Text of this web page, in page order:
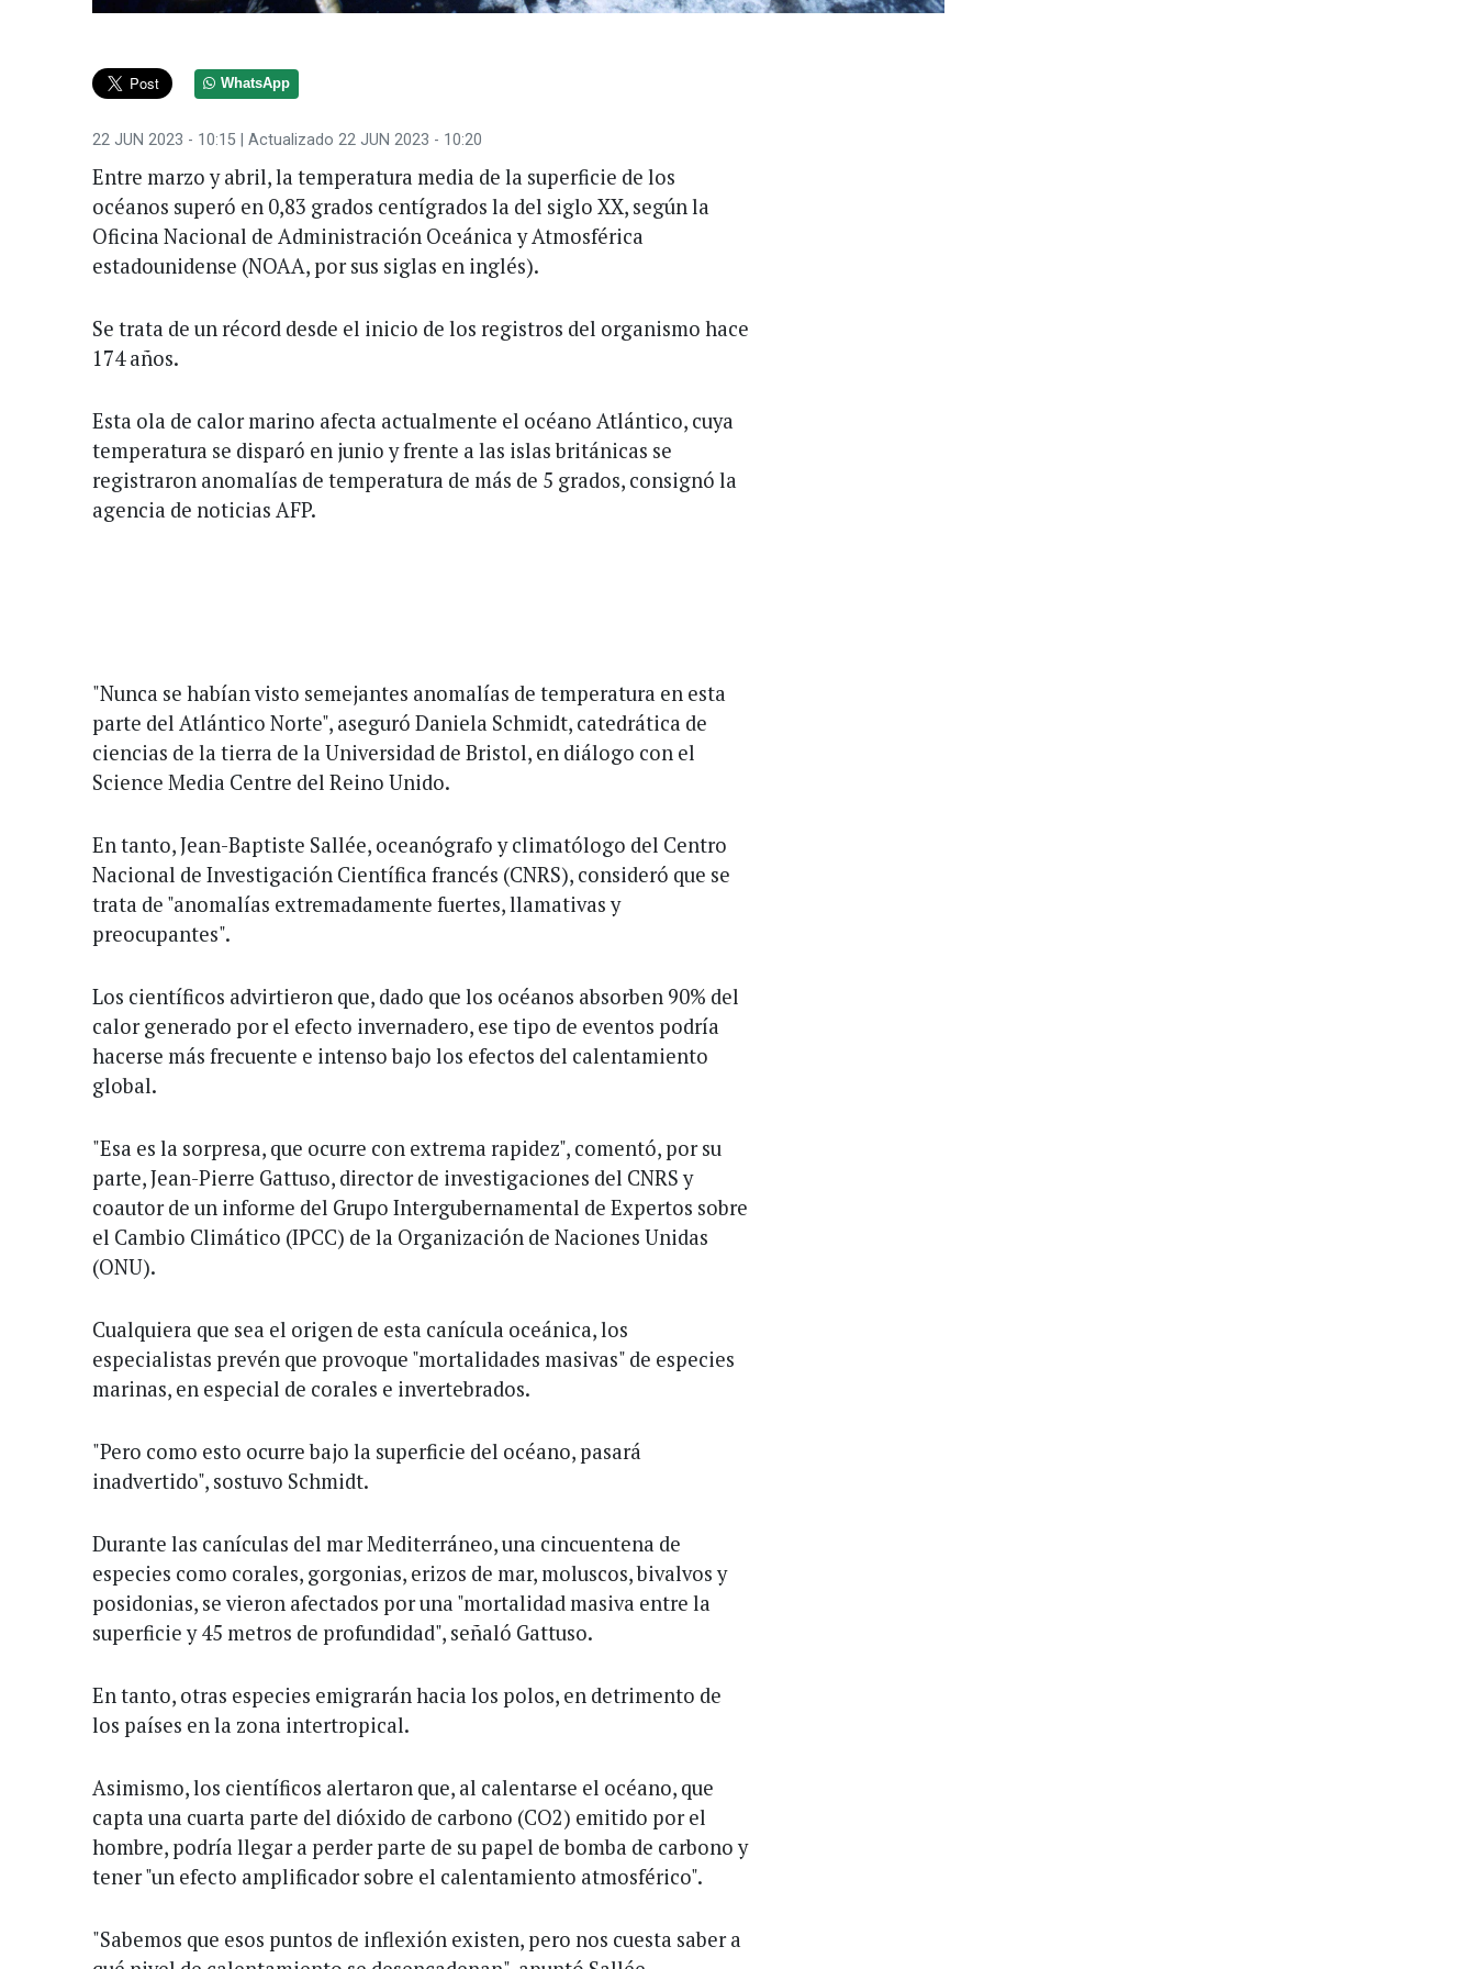
WhatsApp
22 JUN 2023 - 10:15 | Actualizado 22 JUN 2023 - 10:20
Entre marzo y abril, la temperatura media de la superficie de los
océanos superó en 0,83 grados centígrados la del siglo XX, según la
Oficina Nacional de Administración Oceánica y Atmosférica
estadounidense (NOAA, por sus siglas en inglés).
Se trata de un récord desde el inicio de los registros del organismo hace
174 años.
Esta ola de calor marino afecta actualmente el océano Atlántico, cuya
temperatura se disparó en junio y frente a las islas británicas se
registraron anomalías de temperatura de más de 5 grados, consignó la
agencia de noticias AFP.
"Nunca se habían visto semejantes anomalías de temperatura en esta
parte del Atlántico Norte", aseguró Daniela Schmidt, catedrática de
ciencias de la tierra de la Universidad de Bristol, en diálogo con el
Science Media Centre del Reino Unido.
En tanto, Jean-Baptiste Sallée, oceanógrafo y climatólogo del Centro
Nacional de Investigación Científica francés (CNRS), consideró que se
trata de "anomalías extremadamente fuertes, llamativas y
preocupantes".
Los científicos advirtieron que, dado que los océanos absorben 90% del
calor generado por el efecto invernadero, ese tipo de eventos podría
hacerse más frecuente e intenso bajo los efectos del calentamiento
global.
"Esa es la sorpresa, que ocurre con extrema rapidez", comentó, por su
parte, Jean-Pierre Gattuso, director de investigaciones del CNRS y
coautor de un informe del Grupo Intergubernamental de Expertos sobre
el Cambio Climático (IPCC) de la Organización de Naciones Unidas
(ONU).
Cualquiera que sea el origen de esta canícula oceánica, los
especialistas prevén que provoque "mortalidades masivas" de especies
marinas, en especial de corales e invertebrados.
"Pero como esto ocurre bajo la superficie del océano, pasará
inadvertido", sostuvo Schmidt.
Durante las canículas del mar Mediterráneo, una cincuentena de
especies como corales, gorgonias, erizos de mar, moluscos, bivalvos y
posidonias, se vieron afectados por una "mortalidad masiva entre la
superficie y 45 metros de profundidad", señaló Gattuso.
En tanto, otras especies emigrarán hacia los polos, en detrimento de
los países en la zona intertropical.
Asimismo, los científicos alertaron que, al calentarse el océano, que
capta una cuarta parte del dióxido de carbono (CO2) emitido por el
hombre, podría llegar a perder parte de su papel de bomba de carbono y
tener "un efecto amplificador sobre el calentamiento atmosférico".
"Sabemos que esos puntos de inflexión existen, pero nos cuesta saber a